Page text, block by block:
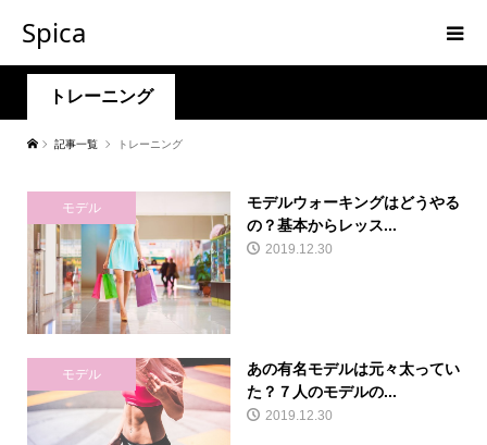
Spica
トレーニング
記事一覧 トレーニング
モデル
モデルウォーキングはどうやる
の？基本からレッス...
2019.12.30
モデル
あの有名モデルは元々太ってい
た？７人のモデルの...
2019.12.30